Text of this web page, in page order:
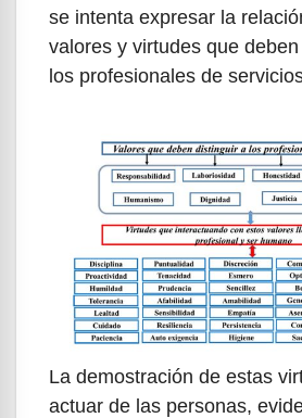
se intenta expresar la
valores y virtudes que
los profesionales de
La demostración de estas
actuar de las personas,